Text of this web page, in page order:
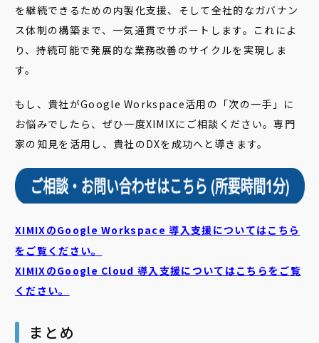
を継続できるための内製化支援、そして全社的なガバナン
ス体制の構築まで、一気通貫でサポートします。これによ
り、持続可能で発展的な業務改善のサイクルを実現しま
す。
もし、貴社がGoogle Workspace活用の「次の一手」に
お悩みでしたら、ぜひ一度XIMIXにご相談ください。専門
家の知見を活用し、貴社のDXを成功へと導きます。
XIMIXのGoogle Workspace 導入支援についてはこちら
をご覧ください。
XIMIXのGoogle Cloud 導入支援についてはこちらをご覧
ください。
まとめ